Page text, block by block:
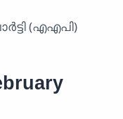
(എഎപി)